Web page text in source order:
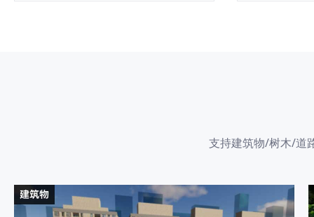
支持建筑物/树木/道